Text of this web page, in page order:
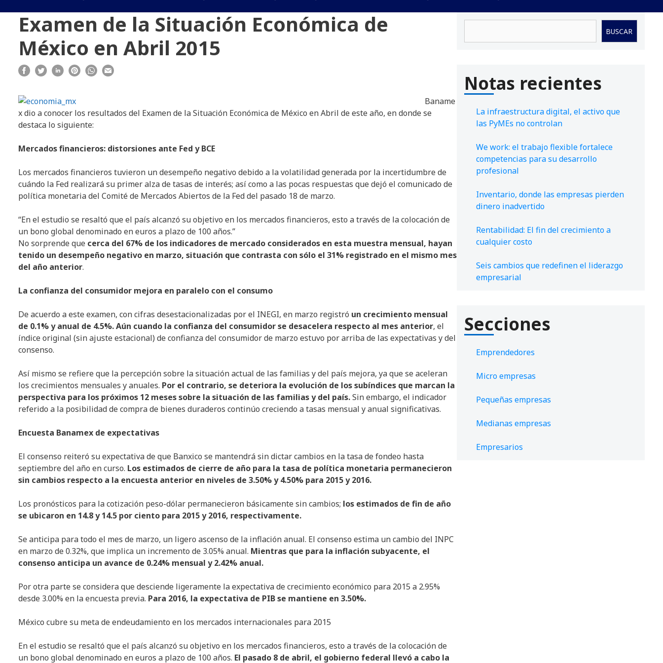
Examen de la Situación Económica de
México en Abril 2015
Baname
x dio a conocer los resultados del Examen de la Situación Económica de México en Abril de este año, en donde se
destaca lo siguiente:
Mercados financieros: distorsiones ante Fed y BCE
Los mercados financieros tuvieron un desempeño negativo debido a la volatilidad generada por la incertidumbre de
cuándo la Fed realizará su primer alza de tasas de interés; así como a las pocas respuestas que dejó el comunicado de
política monetaria del Comité de Mercados Abiertos de la Fed del pasado 18 de marzo.
“En el estudio se resaltó que el país alcanzó su objetivo en los mercados financieros, esto a través de la colocación de
un bono global denominado en euros a plazo de 100 años.”
No sorprende que cerca del 67% de los indicadores de mercado considerados en esta muestra mensual, hayan
tenido un desempeño negativo en marzo, situación que contrasta con sólo el 31% registrado en el mismo mes
del año anterior.
La confianza del consumidor mejora en paralelo con el consumo
De acuerdo a este examen, con cifras desestacionalizadas por el INEGI, en marzo registró un crecimiento mensual
de 0.1% y anual de 4.5%. Aún cuando la confianza del consumidor se desacelera respecto al mes anterior, el
índice original (sin ajuste estacional) de confianza del consumidor de marzo estuvo por arriba de las expectativas y del
consenso.
Así mismo se refiere que la percepción sobre la situación actual de las familias y del país mejora, ya que se aceleran
los crecimientos mensuales y anuales. Por el contrario, se deteriora la evolución de los subíndices que marcan la
perspectiva para los próximos 12 meses sobre la situación de las familias y del país.Sin embargo, el indicador
referido a la posibilidad de compra de bienes duraderos continúo creciendo a tasas mensual y anual significativas.
Encuesta Banamex de expectativas
El consenso reiteró su expectativa de que Banxico se mantendrá sin dictar cambios en la tasa de fondeo hasta
septiembre del año en curso. Los estimados de cierre de año para la tasa de política monetaria permanecieron
sin cambios respecto a la encuesta anterior en niveles de 3.50% y 4.50% para 2015 y 2016.
Los pronósticos para la cotización peso-dólar permanecieron básicamente sin cambios; los estimados de fin de año
se ubicaron en 14.8 y 14.5 por ciento para 2015 y 2016, respectivamente.
Se anticipa para todo el mes de marzo, un ligero ascenso de la inflación anual. El consenso estima un cambio del INPC
en marzo de 0.32%, que implica un incremento de 3.05% anual. Mientras que para la inflación subyacente, el
consenso anticipa un avance de 0.24% mensual y 2.42% anual.
Por otra parte se considera que desciende ligeramente la expectativa de crecimiento económico para 2015 a 2.95%
desde 3.00% en la encuesta previa. Para 2016, la expectativa de PIB se mantiene en 3.50%.
México cubre su meta de endeudamiento en los mercados internacionales para 2015
En el estudio se resaltó que el país alcanzó su objetivo en los mercados financieros, esto a través de la colocación de
un bono global denominado en euros a plazo de 100 años. El pasado 8 de abril, el gobierno federal llevó a cabo la
BUSCAR
Notas recientes
La infraestructura digital, el activo que
las PyMEs no controlan
We work: el trabajo flexible fortalece
competencias para su desarrollo
profesional
Inventario, donde las empresas pierden
dinero inadvertido
Rentabilidad: El fin del crecimiento a
cualquier costo
Seis cambios que redefinen el liderazgo
empresarial
Secciones
Emprendedores
Micro empresas
Pequeñas empresas
Medianas empresas
Empresarios